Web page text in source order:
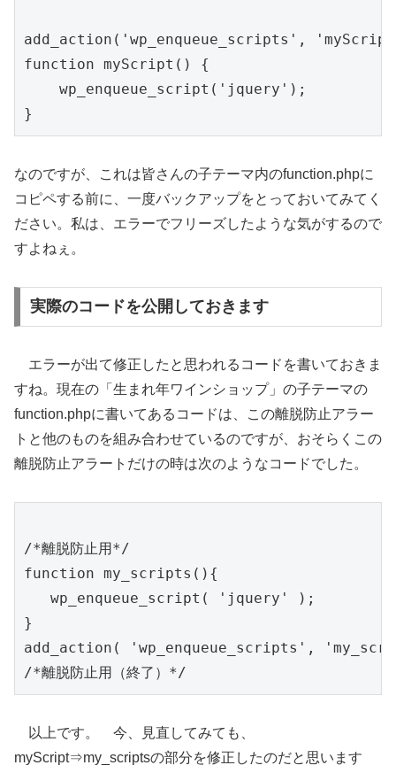
add_action('wp_enqueue_scripts',
function myScript() {
    wp_enqueue_script('jquery');
なのですが、これは皆さんの子テーマ内のfunction.phpに
コピペする前に、一度バックアップをとっておいてみてく
ださい。私は、エラーでフリーズしたような気がするので
すよねぇ。
実際のコードを公開しておきます
エラーが出て修正したと思われるコードを書いておきま
すね。現在の「生まれ年ワインショップ」の子テーマの
function.phpに書いてあるコードは、この離脱防止アラー
トと他のものを組み合わせているのですが、おそらくこの
離脱防止アラートだけの時は次のようなコードでした。
/*離脱防止用*/
function my_scripts(){
   wp_enqueue_script( 'jquery' );
}
add_action( 'wp_enqueue_scripts',
以上です。 今、見直してみても、
myScript⇒my_scriptsの部分を修正したのだと思います